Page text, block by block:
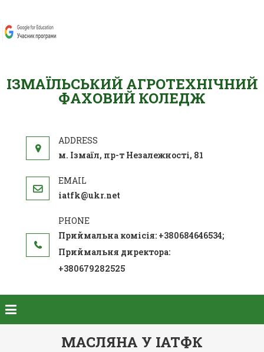
ІЗМАЇЛЬСЬКИЙ АГРОТЕХНІЧНИЙ
ФАХОВИЙ КОЛЕДЖ
м. Ізмаїл, пр-т Незалежності, 81
iatfk@ukr.net
Приймальна комісія: +380684646534;
Приймальня директора:
+380679282525
МАСЛЯНА У ІАТФК